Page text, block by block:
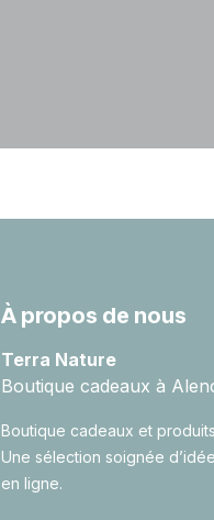
À propos de nous
Terra Nature
Boutique cadeaux à
Boutique cadeaux et
Une sélection soignée
en ligne.